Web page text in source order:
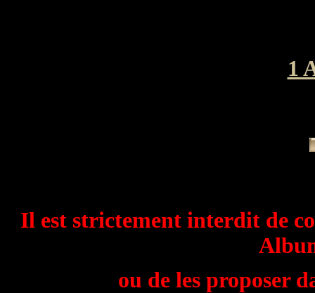
1
Il est strictement interdit de
ou de les proposer